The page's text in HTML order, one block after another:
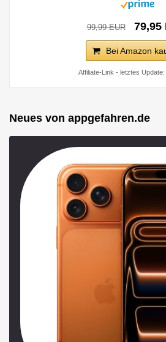
99,99 EUR 79,95
Bei Amazon
Affiliate-Link - letztes
Neues von appgefahren.de